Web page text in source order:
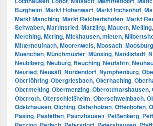
Burgheim, Markt Hohenwart, Markt Inchenhof,
Markt Manching, Markt Reichertshofen, Markt
Schwaben, Martinsried, Marzling, Mauern, Meiling,
Merching, Mering, Mickhausen, mieten,
Mitterneufnach, Moorenweis, Moosach, Moosburg
Muenchen, Münchmüster, Münsing, Nandlstadt,
Neubiberg, Neuburg, Neuching, Neufahrn,
Neuried, Neusäß, Nordendorf, Nymphenburg,
Oberföhring, Obergriesbach, Oberhaching,
Obermeiting, Obermenzing, Oberottmarshausen,
Oberroth, Oberschleißheim, Oberschweinbach,
Odelzhausen, Olching, Osterholzen, Ottenhofen,
Pasing, Pastetten, Paunzhausen, Peißenberg,